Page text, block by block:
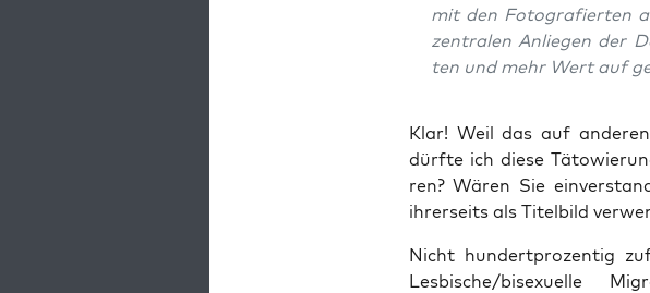
mit den Foto­gra­fier­ten
zen­tra­len Anlie­gen der
ten und mehr Wert auf
Klar! Weil das auf
dürf­te ich die­se
ren? Wären Sie
ihrer­seits als Titel­bild
Nicht hun­dert­pro­zen­tig
Lesbische/bisexuelle